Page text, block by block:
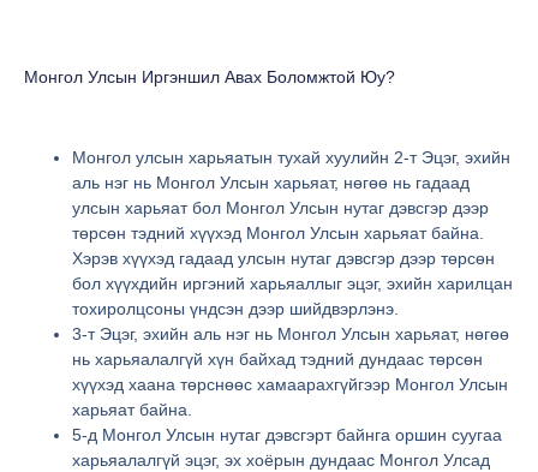
Монгол Улсын Иргэншил Авах Боломжтой Юу?
Монгол улсын харьяатын тухай хуулийн 2-т Эцэг, эхийн
аль нэг нь Монгол Улсын харьяат, нөгөө нь гадаад
улсын харьяат бол Монгол Улсын нутаг дэвсгэр дээр
төрсөн тэдний хүүхэд Монгол Улсын харьяат байна.
Хэрэв хүүхэд гадаад улсын нутаг дэвсгэр дээр төрсөн
бол хүүхдийн иргэний харьяаллыг эцэг, эхийн харилцан
тохиролцсоны үндсэн дээр шийдвэрлэнэ.
3-т Эцэг, эхийн аль нэг нь Монгол Улсын харьяат, нөгөө
нь харьяалалгүй хүн байхад тэдний дундаас төрсөн
хүүхэд хаана төрснөөс хамаарахгүйгээр Монгол Улсын
харьяат байна.
5-д Монгол Улсын нутаг дэвсгэрт байнга оршин суугаа
харьяалалгүй эцэг, эх хоёрын дундаас Монгол Улсад